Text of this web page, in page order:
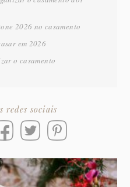
2026 no casamento
em 2026
o casamento
redes sociais